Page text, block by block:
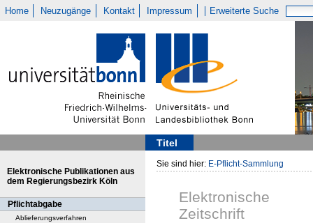
Home Neuzugänge Kontakt Impressum Erweiterte Suche
Titel
Elektronische Publikationen aus
dem Regierungsbezirk Köln
Pflichtabgabe
Ablieferungsverfahren
Sie sind hier: E-Pflicht-Sammlung
Elektronische
Zeitschrift